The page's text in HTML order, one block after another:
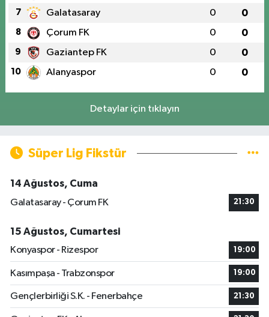
7 Galatasaray 0 0
8 Çorum FK 0 0
9 Gaziantep FK 0 0
10 Alanyaspor 0 0
Detaylar için tıklayın
Süper Lig Fikstür
14 Ağustos, Cuma
Galatasaray - Çorum FK
21:30
15 Ağustos, Cumartesi
Konyaspor - Rizespor
19:00
Kasımpaşa - Trabzonspor 19:00
Gençlerbirliği S.K. - Fenerbahçe 21:30